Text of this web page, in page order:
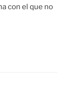
con el que no